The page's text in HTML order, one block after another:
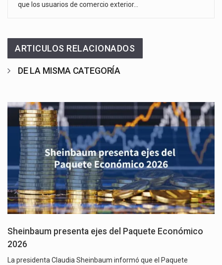
que los usuarios de comercio exterior…
ARTICULOS RELACIONADOS
DE LA MISMA CATEGORÍA
Sheinbaum presenta ejes del Paquete Económico
2026
La presidenta Claudia Sheinbaum informó que el Paquete